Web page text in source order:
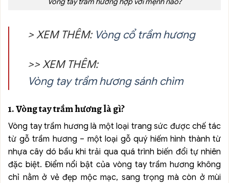
> XEM THÊM: Vòng cổ trầm hương
>> XEM THÊM:
Vòng tay trầm hương sánh chìm
1. Vòng tay trầm hương là gì?
Vòng tay trầm hương là một loại trang sức được chế tác
từ gỗ trầm hương – một loại gỗ quý hiếm hình thành từ
nhựa cây dó bầu khi trải qua quá trình biến đổi tự nhiên
đặc biệt. Điểm nổi bật của vòng tay trầm hương không
chỉ nằm ở vẻ đẹp mộc mạc, sang trọng mà còn ở mùi